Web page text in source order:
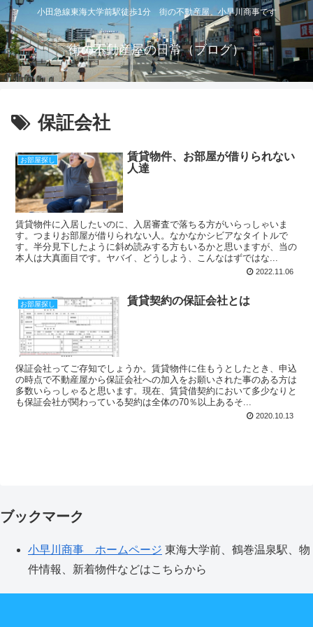
小田急線東海大学前駅徒歩1分 街の不動産屋 小早川商事です
街の不動産屋の日常（ブログ）
保証会社
お部屋探し
賃貸物件、お部屋が借りられない
人達
賃貸物件に入居したいのに、入居審査で落ちる方がいらっしゃいま
す。つまりお部屋が借りられない人。なかなかシビアなタイトルで
す。半分見下したように斜め読みする方もいるかと思いますが、当の
本人は大真面目です。ヤバイ、どうしよう、こんなはずではな...
2022.11.06
お部屋探し 賃貸契約の保証会社とは
保証会社ってご存知でしょうか。賃貸物件に住もうとしたとき、申込
の時点で不動産屋から保証会社への加入をお願いされた事のある方は
多数いらっしゃると思います。現在、賃貸借契約において多少なりと
も保証会社が関わっている契約は全体の70％以上あるそ...
2020.10.13
ブックマーク
小早川商事 ホームページ 東海大学前、鶴巻温泉駅、物
件情報、新着物件などはこちらから